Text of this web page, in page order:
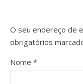
O seu endereço de
obrigatórios
Nome *